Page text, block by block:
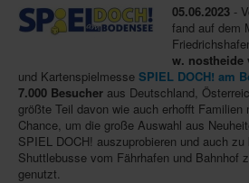
Crowdfunding
Veranstaltungen-Events
In eigener Sache-On our own
Archivierte Meldungen-News
05.06.2023 -
fand auf dem
w. nostheide
und Kartenspielmesse SPIEL DOCH! am
7.000 Besucher aus Deutschland,
größte Teil davon wie auch erhofft
Chance, um die große Auswahl aus
SPIEL DOCH! auszuprobieren und auch
Shuttlebusse vom Fährhafen und Bahnhof
genutzt.